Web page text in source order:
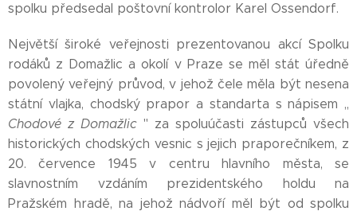
spolku předsedal poštovní kontrolor Karel Ossendorf.
Největší široké veřejnosti prezentovanou akcí Spolku
rodáků z Domažlic a okolí v Praze se měl stát úředně
povolený veřejný průvod, v jehož čele měla být nesena
státní vlajka, chodský prapor a standarta s nápisem ,,
Chodové z Domažlic '' za spoluúčasti zástupců všech
historických chodských vesnic s jejich praporečníkem, z
20. července 1945 v centru hlavního města, se
slavnostním vzdáním prezidentského holdu na
Pražském hradě, na jehož nádvoří měl být od spolku